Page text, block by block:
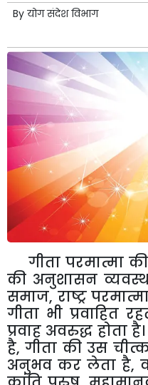
By योग संदेश विभाग
गीता परमात्मा
की अनुशासन
समाज,राष्ट्र
गीता भी प्रवाहित
प्रवाह अवरुद्ध होता
है,गीता की उस
अनुभव कर लेता है,